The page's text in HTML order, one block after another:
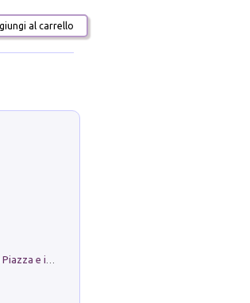
al carrello
Luoghi Magici di Bologna. Vol. 1: la Piazza e i Suoi Simboli Segreti